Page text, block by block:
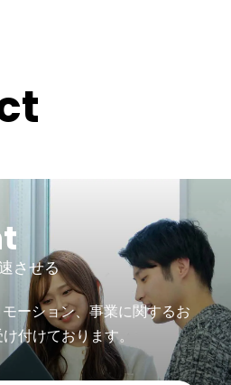
させる
ーション、事業に関するお
付けております。